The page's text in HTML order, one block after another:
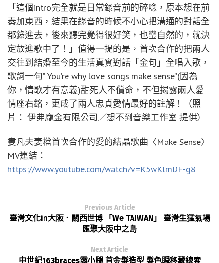
「這個intro完全就是日常錄音前的碎唸，原本想在前
奏加東西，結果在錄音的時候不小心把溝通的對話全
都錄進去，後來聽完覺得很好笑，也蠻自然的，就決
定放進歌中了！」值得一提的是，首次合作的把兩人
交往到結婚至今的生活真實對話「金句」全唱入歌，
歌詞一句” You’re why love songs make sense”(因為
你，情歌才有意義)甜死人不償命，不但揭露兩人愛
情座右銘，更成了兩人忠貞愛情最好的註解！（照
片： 伊弗龐金有限公司／想不到音樂工作室 提供）
婁凡夫妻檔首次合作的愛的結晶歌曲〈Make Sense〉
MV連結：
https://www.youtube.com/watch?v=K5wKlmDF-g8
Previous Article
臺灣文化in大阪．關西世博 「We TAIWAN」 臺灣生猛氣場
匯聚大阪中之島
Next Article
中世紀163braces露小腿 首金髮造型 髮色瞬移藏線索